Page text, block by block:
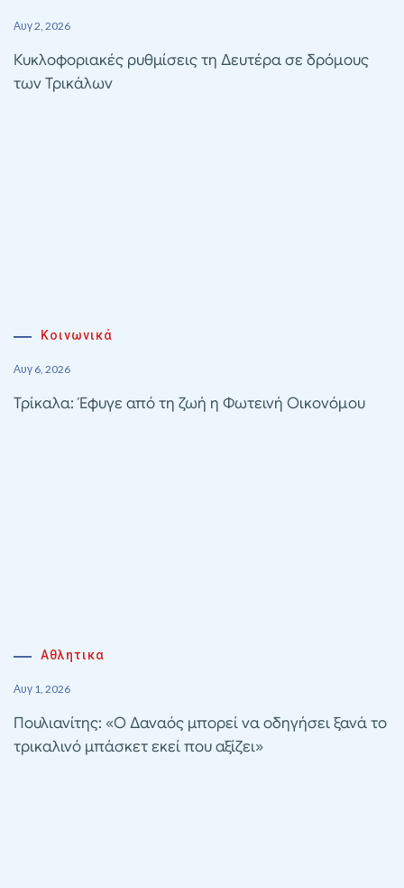
Αυγ 2, 2026
Κυκλοφοριακές ρυθμίσεις τη Δευτέρα σε δρόμους
των Τρικάλων
Κοινωνικά
Αυγ 6, 2026
Τρίκαλα: Έφυγε από τη ζωή η Φωτεινή Οικονόμου
Αθλητικα
Αυγ 1, 2026
Πουλιανίτης: «Ο Δαναός μπορεί να οδηγήσει ξανά το
τρικαλινό μπάσκετ εκεί που αξίζει»